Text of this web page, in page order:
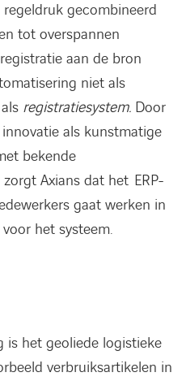
gecombineerd
tot overspannen
aan de bron
niet als
registratiesystem. Door
als kunstmatige
bekende
Axians dat het ERP-
gaat werken in
het systeem.
is het geoliede logistieke
verbruiksartikelen in